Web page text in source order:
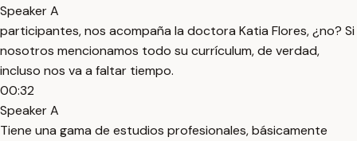
Speaker A
participantes, nos acompaña la doctora Katia Flores, ¿no? Si
nosotros mencionamos todo su currículum, de verdad,
incluso nos va a faltar tiempo.
00:32
Speaker A
Tiene una gama de estudios profesionales, básicamente